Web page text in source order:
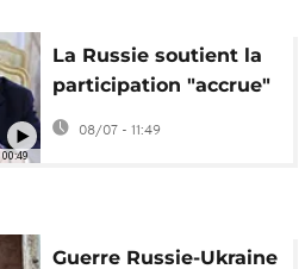
00:49
La Russie soutient la
participation "accrue"
de l'Afrique au Conseil
de sécurité
08/07 - 11:49
Guerre Russie-Ukraine